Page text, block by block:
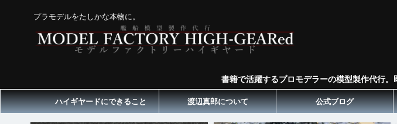
プラモデルをたしかな本物に。
書籍で活躍するプロモデラーの模型製作代行。
ハイギヤードにできること 渡辺真郎について 公式ブログ